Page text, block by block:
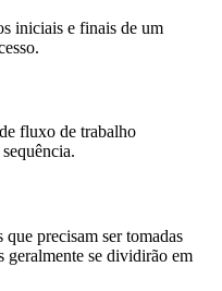
iniciais e finais de um
fluxo de trabalho
que precisam ser tomadas
geralmente se dividirão em